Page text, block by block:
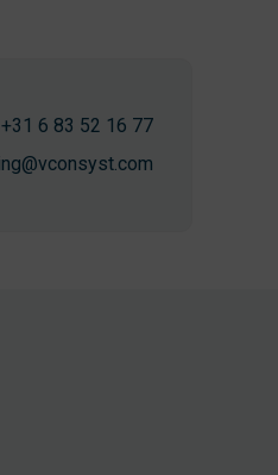
+31 6 83 52 16 77